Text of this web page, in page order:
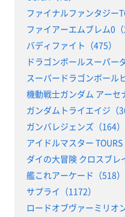
ファイナルファンタジー
ファイアーエムブレム0（
バディファイト（475）
ドラゴンボールスーパー
スーパードラゴンボール
機動戦士ガンダム アーセ
ガンダムトライエイジ（
ガンバレジェンズ（164）
アイドルマスター TOURS
ダイの大冒険 クロスブレ
艦これアーケード（518）
サプライ（1172）
ロードオブヴァーミリオ